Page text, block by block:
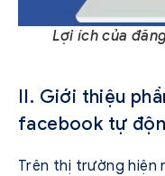
Lợi ích của
II. Giới thiệu
facebook tự
Trên thị trường hiện